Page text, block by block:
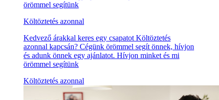
örömmel segítünk
Költöztetés azonnal
Kedvező árakkal keres egy csapatot Költöztetés
azonnal kapcsán? Cégünk örömmel segít önnek, hívjon
és adunk önnek egy ajánlatot. Hívjon minket és mi
örömmel segítünk
Költöztetés azonnal